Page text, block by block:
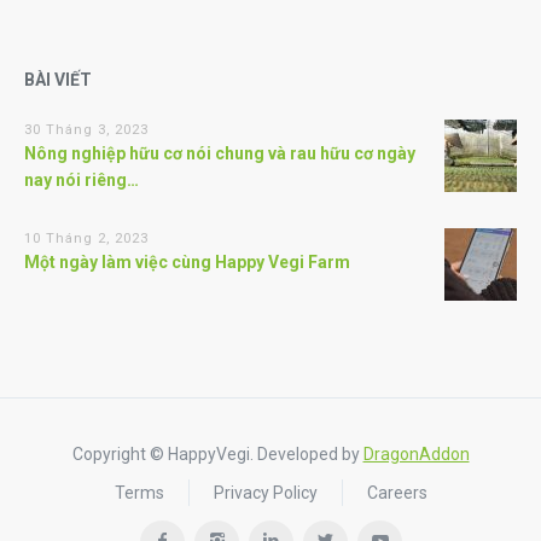
BÀI VIẾT
30 Tháng 3, 2023
Nông nghiệp hữu cơ nói chung và rau hữu cơ ngày
nay nói riêng…
10 Tháng 2, 2023
Một ngày làm việc cùng Happy Vegi Farm
Copyright © HappyVegi. Developed by DragonAddon
Terms
Privacy Policy Careers